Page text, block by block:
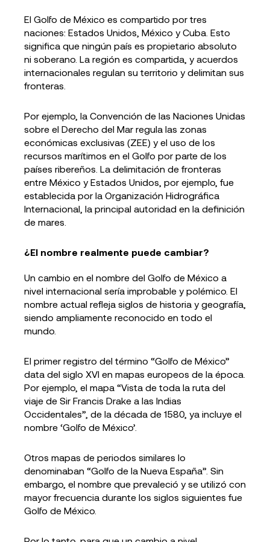
El Golfo de México es compartido por tres
naciones: Estados Unidos, México y Cuba. Esto
significa que ningún país es propietario absoluto
ni soberano. La región es compartida, y acuerdos
internacionales regulan su territorio y delimitan sus
fronteras.
Por ejemplo, la Convención de las Naciones Unidas
sobre el Derecho del Mar regula las zonas
económicas exclusivas (ZEE) y el uso de los
recursos marítimos en el Golfo por parte de los
países ribereños. La delimitación de fronteras
entre México y Estados Unidos, por ejemplo, fue
establecida por la Organización Hidrográfica
Internacional, la principal autoridad en la definición
de mares.
¿El nombre realmente puede cambiar?
Un cambio en el nombre del Golfo de México a
nivel internacional sería improbable y polémico. El
nombre actual refleja siglos de historia y geografía,
siendo ampliamente reconocido en todo el
mundo.
El primer registro del término “Golfo de México”
data del siglo XVI en mapas europeos de la época.
Por ejemplo, el mapa “Vista de toda la ruta del
viaje de Sir Francis Drake a las Indias
Occidentales”, de la década de 1580, ya incluye el
nombre ‘Golfo de México’.
Otros mapas de periodos similares lo
denominaban “Golfo de la Nueva España”. Sin
embargo, el nombre que prevaleció y se utilizó con
mayor frecuencia durante los siglos siguientes fue
Golfo de México.